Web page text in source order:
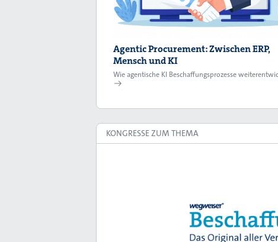
Agentic Procurement: Zwischen ERP,
Mensch und KI
Wie agentische KI Beschaffungsprozesse
KONGRESSE ZUM THEMA